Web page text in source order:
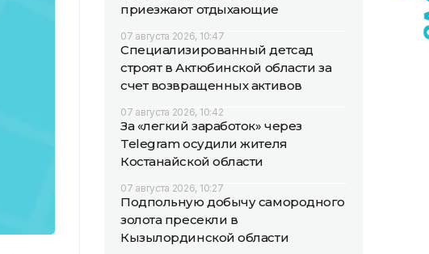
приезжают отдыхающие
07 августа 2026, 10:47
Специализированный детсад
строят в Актюбинской области за
счет возвращенных активов
07 августа 2026, 10:42
За «легкий заработок» через
Telegram осудили жителя
Костанайской области
07 августа 2026, 10:27
Подпольную добычу самородного
золота пресекли в
Кызылординской области